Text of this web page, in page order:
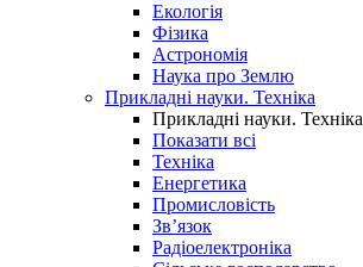
Екологія
Фізика
Астрономія
Наука про Землю
Прикладні науки. Техніка
Прикладні науки. Техніка
Показати всі
Техніка
Енергетика
Промисловість
Зв’язок
Радіоелектроніка